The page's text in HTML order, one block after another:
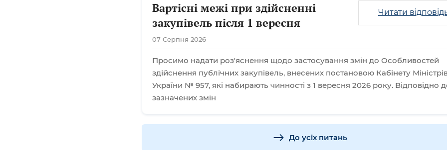
Вартісні межі при здійсненні
закупівель після 1 вересня
07 Серпня 2026
Читати
Просимо надати роз'яснення щодо застосування змін до Особливостей
здійснення публічних закупівель, внесених постановою Кабінету
України № 957, які набирають чинності з 1 вересня 2026 року. Відповідно
зазначених змін
До усіх питань